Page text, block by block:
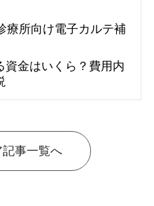
療所向け電子カルテ補
資金はいくら？費用内
事一覧へ